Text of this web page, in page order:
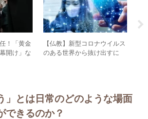
！「黄金
開け」な
【仏教】新型コロナウイルス
のある世界から抜け出すに
」とは日常のどのような場面
できるのか？